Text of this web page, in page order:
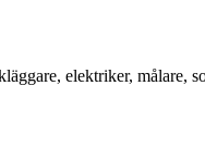
elektriker, målare,